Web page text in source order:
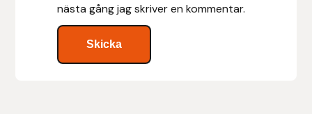
nästa gång jag skriver en kommentar.
Karlslund
Kidka of Iceland